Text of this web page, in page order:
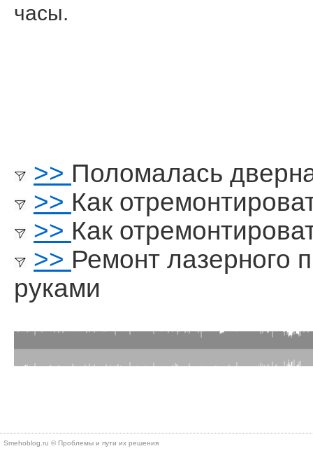
часы.
>> Поломалась
>> Как
>> Как
>> Ремонт лазерного
руками
Smehoblog.ru © Проблемы и пути их решения